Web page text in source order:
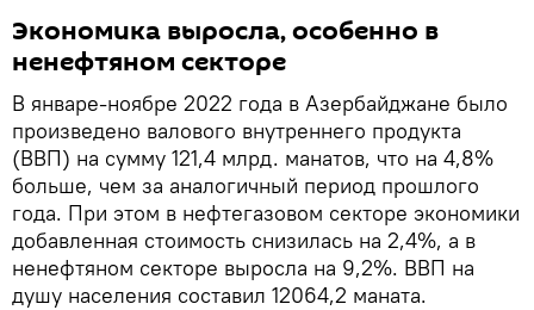
Экономика выросла, особенно в
ненефтяном секторе
В январе-ноябре 2022 года в Азербайджане было
произведено валового внутреннего продукта
(ВВП) на сумму 121,4 млрд. манатов, что на 4,8%
больше, чем за аналогичный период прошлого
года. При этом в нефтегазовом секторе экономики
добавленная стоимость снизилась на 2,4%, а в
ненефтяном секторе выросла на 9,2%. ВВП на
душу населения составил 12064,2 маната.